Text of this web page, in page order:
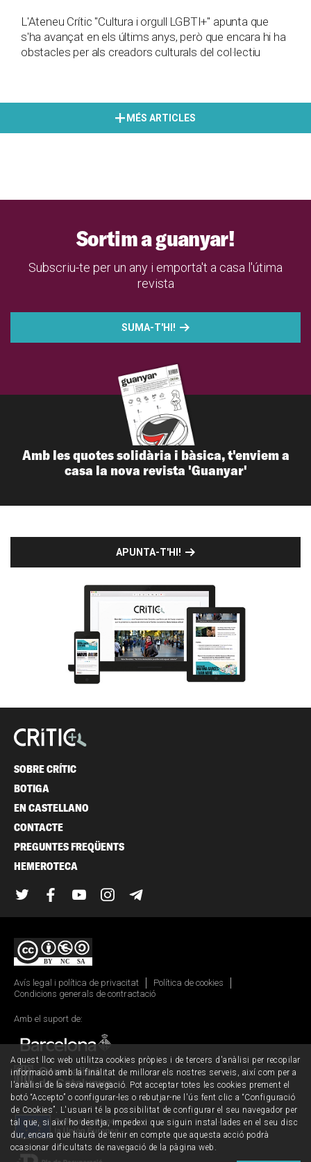
L'Ateneu Crític "Cultura i orgull LGBTI+" apunta que
s'ha avançat en els últims anys, però que encara hi ha
obstacles per als creadors culturals del col·lectiu
MÉS ARTICLES
Sortim a guanyar!
Subscriu-te per un any i emporta't a casa l'útima
revista
SUMA-T'HI!
Amb les quotes solidària i bàsica, t'enviem a
casa la nova revista 'Guanyar'
APUNTA-T'HI!
SOBRE CRÍTIC
BOTIGA
EN CASTELLANO
CONTACTE
PREGUNTES FREQÜENTS
HEMEROTECA
TwitterFacebook
YouTubeInstagram
Avís legal i política de privacitat
Política de cookies
Condicions generals de contractació
Amb el suport de:
Aquest lloc web utilitza cookies pròpies i de tercers d'anàlisi per recopilar
informació amb la finalitat de millorar els nostres serveis, així com per a
l'anàlisi de la seva navegació. Pot acceptar totes les cookies prement el
botó “Accepto” o configurar-les o rebutjar-ne l'ús fent clic a “Configuració
de Cookies”. L'usuari té la possibilitat de configurar el seu navegador per
tal que, si així ho desitja, impedexi que siguin instal·lades en el seu disc
dur, encara que haurà de tenir en compte que aquesta acció podrà
ocasionar dificultats de navegació de la pàgina web.